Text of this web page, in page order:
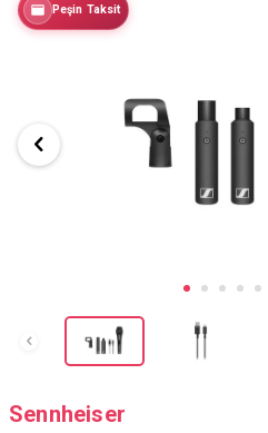
Peşin Taksit
Sennheiser